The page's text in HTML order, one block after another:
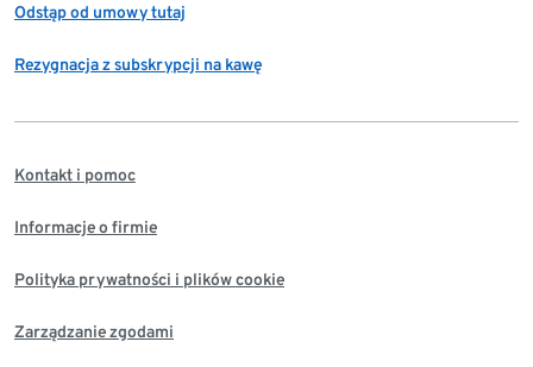
Odstąp od umowy tutaj
Rezygnacja z subskrypcji na kawę
Kontakt i pomoc
Informacje o firmie
Polityka prywatności i plików cookie
Zarządzanie zgodami